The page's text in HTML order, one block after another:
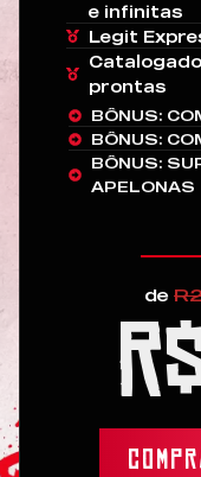
e infinitas
Legit
prontas
BÔNUS:
BÔNUS:
BÔNUS:
APELONAS
de